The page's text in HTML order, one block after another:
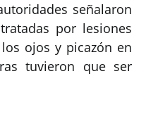
señalaron
por lesiones
ojos y picazón en
tuvieron que ser